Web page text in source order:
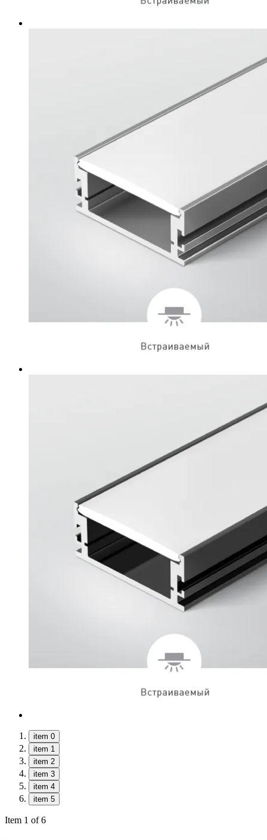
item 0
item 1
item 2
item 3
item 4
item 5
Item 1 of 6